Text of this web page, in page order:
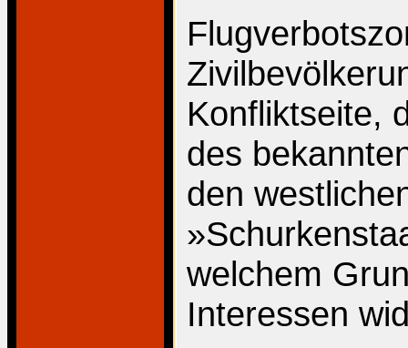
Konfliktseite,
des
den
welchem
Interessen